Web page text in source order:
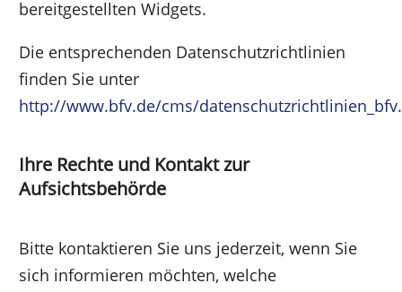
bereitgestellten Widgets.
Die entsprechenden Datenschutzrichtlinien
finden Sie unter
http://www.bfv.de/cms/
Ihre Rechte und Kontakt zur
Aufsichtsbehörde
Bitte kontaktieren Sie uns jederzeit, wenn Sie
sich informieren möchten, welche